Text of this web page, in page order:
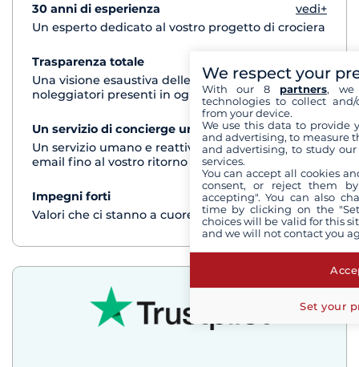
30 anni di esperienza
vedi+
Un esperto dedicato al vostro progetto di crociera
Trasparenza totale
Una visione esaustiva delle barche di tutti i
noleggiatori presenti in ogni destinazione
Un servizio di concierge unico
vedi+
Un servizio umano e reattivo per telefono o via
email fino al vostro ritorno dalla crociera
Impegni forti
vedi+
Valori che ci stanno a cuore
We respect your
With our 8 partners, we
technologies to collect
from your device.
We use this data to provide
and advertising, to measure
and advertising, to study
services.
You can accept all cookies
consent, or reject them
accepting". You can also
time by clicking on the
choices will be valid for this
and we will not contact you
Set your